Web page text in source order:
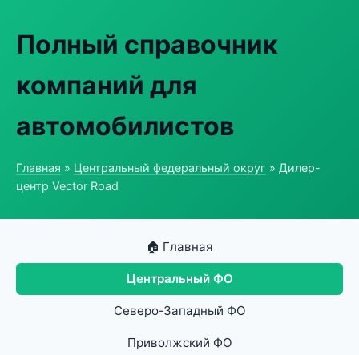
Полный справочник
компаний для
автомобилистов
Главная » Центральный федеральный округ » Дилер-
центр Vector Road
🏠 Главная
Центральный ФО
Северо-Западный ФО
Приволжский ФО